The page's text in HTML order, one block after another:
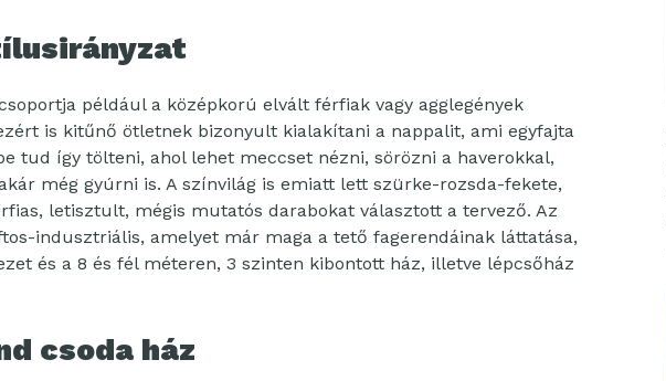
például a középkorú elvált férfiak vagy agglegények
is kitűnő ötletnek bizonyult kialakítani a nappalit, ami egyfajta
tud így tölteni, ahol lehet meccset nézni, sörözni a haverokkal,
még gyúrni is. A színvilág is emiatt lett szürke-rozsda-fekete,
letisztult, mégis mutatós darabokat választott a tervező. Az
indusztriális, amelyet már maga a tető fagerendáinak láttatása,
és a 8 és fél méteren, 3 szinten kibontott ház, illetve lépcsőház
csoda ház